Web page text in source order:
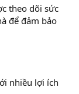
theo dõi sức
để đảm bảo
nhiều lợi ích